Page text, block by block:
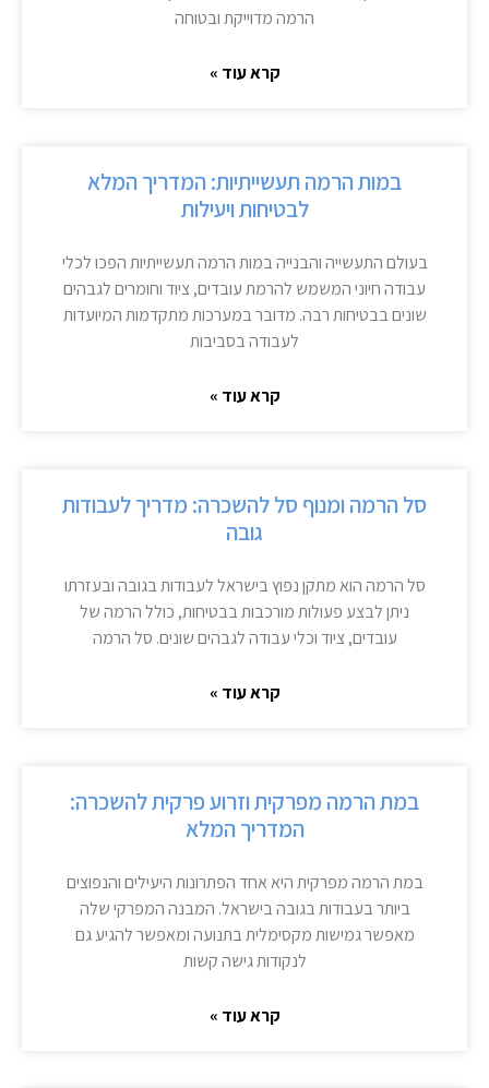
הרמה מדוייקת ובטוחה
קרא עוד »
במות הרמה תעשייתיות: המדריך המלא
לבטיחות ויעילות
בעולם התעשייה והבנייה במות הרמה תעשייתיות הפכו לכלי
עבודה חיוני המשמש להרמת עובדים, ציוד וחומרים לגבהים
שונים בבטיחות רבה. מדובר במערכות מתקדמות המיועדות
לעבודה בסביבות
קרא עוד »
סל הרמה ומנוף סל להשכרה: מדריך לעבודות
גובה
סל הרמה הוא מתקן נפוץ בישראל לעבודות בגובה ובעזרתו
ניתן לבצע פעולות מורכבות בבטיחות, כולל הרמה של
עובדים, ציוד וכלי עבודה לגבהים שונים. סל הרמה
קרא עוד »
במת הרמה מפרקית וזרוע פרקית להשכרה:
המדריך המלא
במת הרמה מפרקית היא אחד הפתרונות היעילים והנפוצים
ביותר בעבודות בגובה בישראל. המבנה המפרקי שלה
מאפשר גמישות מקסימלית בתנועה ומאפשר להגיע גם
לנקודות גישה קשות
קרא עוד »